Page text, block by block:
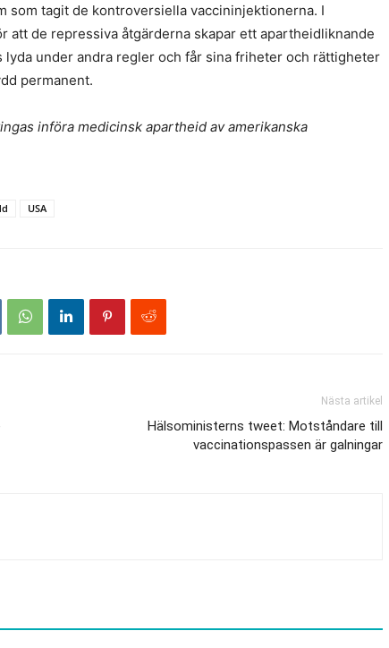
som tagit de kontroversiella vaccininjektionerna. I
att de repressiva åtgärderna skapar ett apartheidliknande
lyda under andra regler och får sina friheter och rättigheter
permanent.
införa medicinsk apartheid av amerikanska
USA
Nästa artikel
Hälsoministerns tweet: Motståndare till
vaccinationspassen är galningar